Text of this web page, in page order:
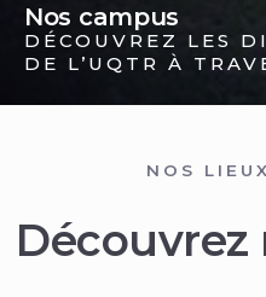
Nos campus
DÉCOUVREZ LES
DE L’UQTR À
NOS
Découvrez